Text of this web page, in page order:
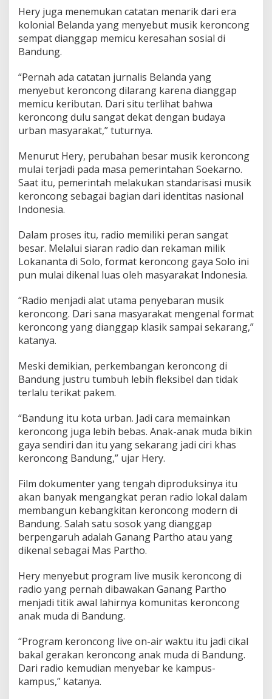
Hery juga menemukan catatan menarik dari era
kolonial Belanda yang menyebut musik keroncong
sempat dianggap memicu keresahan sosial di
Bandung.
“Pernah ada catatan jurnalis Belanda yang
menyebut keroncong dilarang karena dianggap
memicu keributan. Dari situ terlihat bahwa
keroncong dulu sangat dekat dengan budaya
urban masyarakat,” tuturnya.
Menurut Hery, perubahan besar musik keroncong
mulai terjadi pada masa pemerintahan Soekarno.
Saat itu, pemerintah melakukan standarisasi musik
keroncong sebagai bagian dari identitas nasional
Indonesia.
Dalam proses itu, radio memiliki peran sangat
besar. Melalui siaran radio dan rekaman milik
Lokananta di Solo, format keroncong gaya Solo ini
pun mulai dikenal luas oleh masyarakat Indonesia.
“Radio menjadi alat utama penyebaran musik
keroncong. Dari sana masyarakat mengenal format
keroncong yang dianggap klasik sampai sekarang,”
katanya.
Meski demikian, perkembangan keroncong di
Bandung justru tumbuh lebih fleksibel dan tidak
terlalu terikat pakem.
“Bandung itu kota urban. Jadi cara memainkan
keroncong juga lebih bebas. Anak-anak muda bikin
gaya sendiri dan itu yang sekarang jadi ciri khas
keroncong Bandung,” ujar Hery.
Film dokumenter yang tengah diproduksinya itu
akan banyak mengangkat peran radio lokal dalam
membangun kebangkitan keroncong modern di
Bandung. Salah satu sosok yang dianggap
berpengaruh adalah Ganang Partho atau yang
dikenal sebagai Mas Partho.
Hery menyebut program live musik keroncong di
radio yang pernah dibawakan Ganang Partho
menjadi titik awal lahirnya komunitas keroncong
anak muda di Bandung.
“Program keroncong live on-air waktu itu jadi cikal
bakal gerakan keroncong anak muda di Bandung.
Dari radio kemudian menyebar ke kampus-
kampus,” katanya.